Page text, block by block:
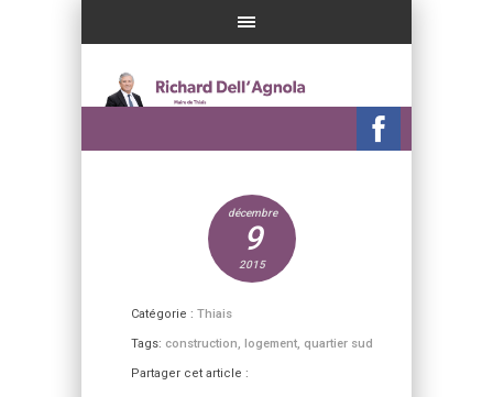
décembre
9
2015
Catégorie : Thiais
Tags: construction, logement, quartier sud
Partager cet article :